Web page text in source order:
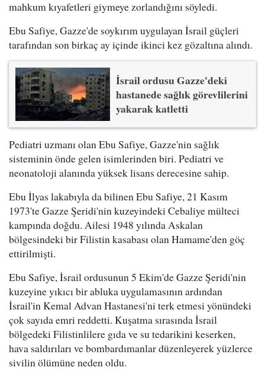
mahkum kıyafetleri giymeye zorlandığını söyledi.
Ebu Safiye, Gazze'de soykırım uygulayan İsrail güçleri
tarafından son birkaç ay içinde ikinci kez gözaltına alındı.
İsrail ordusu Gazze'deki
hastanede sağlık görevlilerini
yakarak katletti
Pediatri uzmanı olan Ebu Safiye, Gazze'nin sağlık
sisteminin önde gelen isimlerinden biri. Pediatri ve
neonatoloji alanında yüksek lisans derecesine sahip.
Ebu İlyas lakabıyla da bilinen Ebu Safiye, 21 Kasım
1973'te Gazze Şeridi'nin kuzeyindeki Cebaliye mülteci
kampında doğdu. Ailesi 1948 yılında Askalan
bölgesindeki bir Filistin kasabası olan Hamame'den göç
ettirilmişti.
Ebu Safiye, İsrail ordusunun 5 Ekim'de Gazze Şeridi'nin
kuzeyine yıkıcı bir abluka uygulamasının ardından
İsrail'in Kemal Advan Hastanesi'ni terk etmesi yönündeki
çok sayıda emri reddetti. Kuşatma sırasında İsrail
bölgedeki Filistinlilere gıda ve su tedarikini keserken,
hava saldırıları ve bombardımanlar düzenleyerek yüzlerce
sivilin ölümüne neden oldu.